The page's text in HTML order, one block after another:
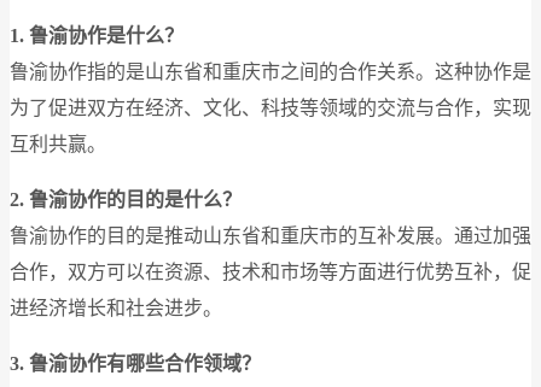
1. 鲁渝协作是什么？
鲁渝协作指的是山东省和重庆市之间的合作关系。这种协作是
为了促进双方在经济、文化、科技等领域的交流与合作，实现
互利共赢。
2. 鲁渝协作的目的是什么？
鲁渝协作的目的是推动山东省和重庆市的互补发展。通过加强
合作，双方可以在资源、技术和市场等方面进行优势互补，促
进经济增长和社会进步。
3. 鲁渝协作有哪些合作领域？